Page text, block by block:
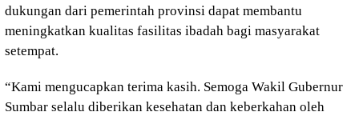
dukungan dari pemerintah provinsi dapat membantu
meningkatkan kualitas fasilitas ibadah bagi masyarakat
setempat.
“Kami mengucapkan terima kasih. Semoga Wakil Gubernur
Sumbar selalu diberikan kesehatan dan keberkahan oleh